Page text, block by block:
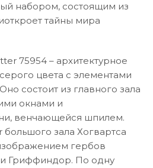
набором, состоящим из
тайны мира
75954 – архитектурное
цвета с элементами
состоит из главного зала
окнами и
венчающейся шпилем.
зала Хогвартса
гербов
и Гриффиндор. По одну